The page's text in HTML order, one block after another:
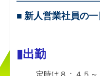
■ 新人営業社員の
▮出勤
定時は８：４５